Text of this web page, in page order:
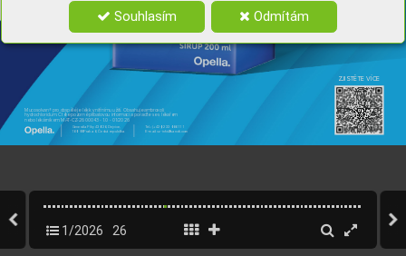
Souhlasím Odmítám
Mucosolvan® pro dospělé je lék k vnitřnímu užití. Obsahuje ambroxoli
hydrochloridum. Čtěte pozorně příbalovou informaci a poraďte se s lékařem
nebo lékárníkem. MAT-CZ-2600043 - 1.0 - 01/2026
Generála Píky 430/26, Dejvice,
160 00 Praha 6, Česká republika
Tel.: (+420) 233 086 111
E-mail: cz-info@sanoﬁ.com
ZJISTĚTE VÍCE
1/2026 26